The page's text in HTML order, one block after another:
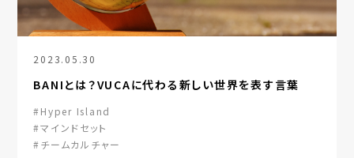
2023.05.30
BANIとは？VUCAに代わる新しい世界を表す言葉
#Hyper Island
#マインドセット
#チームカルチャー